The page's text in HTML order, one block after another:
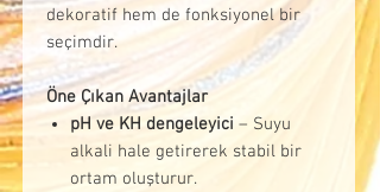
dekoratif hem de fonksiyonel bir
seçimdir.
Öne Çıkan Avantajlar
pH ve KH dengeleyici – Suyu
alkali hale getirerek stabil bir
ortam oluşturur.